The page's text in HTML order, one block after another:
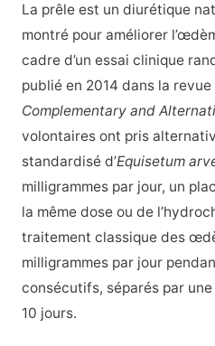
La prêle est un diurétique
montré pour améliorer
cadre d’un essai clinique
publié en 2014 dans la revue
Complementary and
volontaires ont pris
standardisé d’Equisetum
milligrammes par jour, un
la même dose ou de
traitement classique des
milligrammes par jour
consécutifs, séparés par
10 jours.